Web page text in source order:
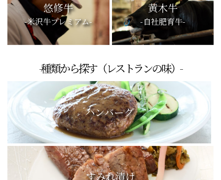
悠修牛
-米沢牛プレミアム-
黄木牛
-自社肥育牛-
-種類から探す（レストランの味）-
ハンバーグ
すみれ漬け